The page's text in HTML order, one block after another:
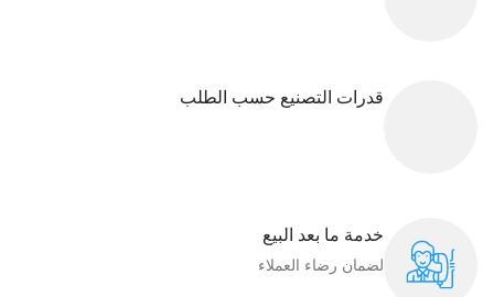
قدرات التصنيع حسب الطلب
خدمة ما بعد البيع
لضمان رضاء العملاء​